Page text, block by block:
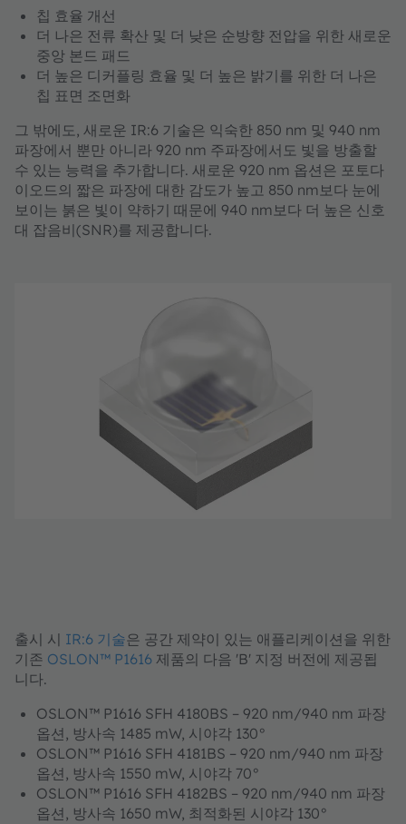
칩 효율 개선
더 나은 전류 확산 및 더 낮은 순방향 전압을 위한 새로운
중앙 본드 패드
더 높은 디커플링 효율 및 더 높은 밝기를 위한 더 나은
칩 표면 조면화
그 밖에도, 새로운 IR:6 기술은 익숙한 850 nm 및 940 nm
파장에서 뿐만 아니라 920 nm 주파장에서도 빛을 방출할
수 있는 능력을 추가합니다. 새로운 920 nm 옵션은 포토다
이오드의 짧은 파장에 대한 감도가 높고 850 nm보다 눈에
보이는 붉은 빛이 약하기 때문에 940 nm보다 더 높은 신호
대 잡음비(SNR)를 제공합니다.
출시 시 IR:6 기술은 공간 제약이 있는 애플리케이션을 위한
기존 OSLON™ P1616 제품의 다음 'B' 지정 버전에 제공됩
니다.
OSLON™ P1616 SFH 4180BS – 920 nm/940 nm 파장
옵션, 방사속 1485 mW, 시야각 130°
OSLON™ P1616 SFH 4181BS – 920 nm/940 nm 파장
옵션, 방사속 1550 mW, 시야각 70°
OSLON™ P1616 SFH 4182BS – 920 nm/940 nm 파장
옵션, 방사속 1650 mW, 최적화된 시야각 130°